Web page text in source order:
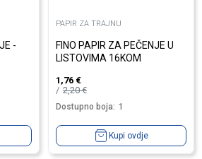
-
PAPIR ZA TRAJNU
FINO PAPIR ZA PEČENJE U
LISTOVIMA 16KOM
1,76 €
2,20€
Dostupno boja: 1
Kupi ovdje